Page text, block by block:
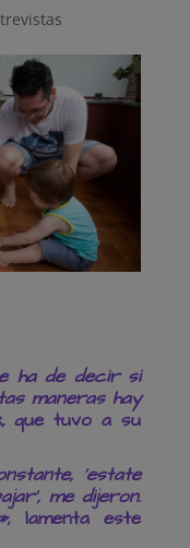
ha de decir si
maneras hay
que tuvo a su
‘estate
me dijeron.
, lamenta este